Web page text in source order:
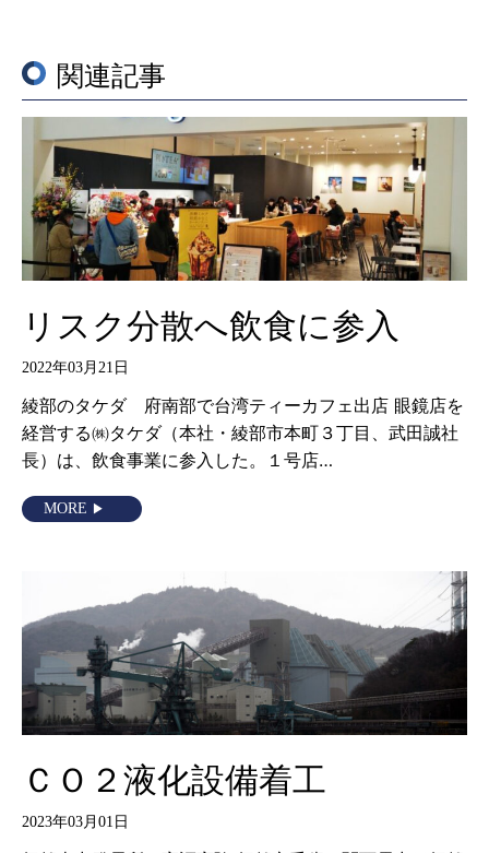
関連記事
リスク分散へ飲食に参入
2022年03月21日
綾部のタケダ 府南部で台湾ティーカフェ出店 眼鏡店を
経営する㈱タケダ（本社・綾部市本町３丁目、武田誠社
長）は、飲食事業に参入した。１号店…
MORE
ＣＯ２液化設備着工
2023年03月01日